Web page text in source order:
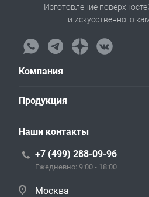
Изготовление
и искусственного
Компания
Продукция
Наши контакты
+7 (499) 288-09-96
Ежедневно: 9:00 - 18:00
Москва